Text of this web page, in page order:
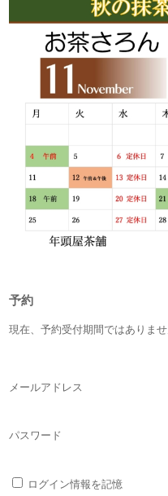
予約
現在、予約受付期間ではありませ
メールアドレス
パスワード
ログイン情報を記憶